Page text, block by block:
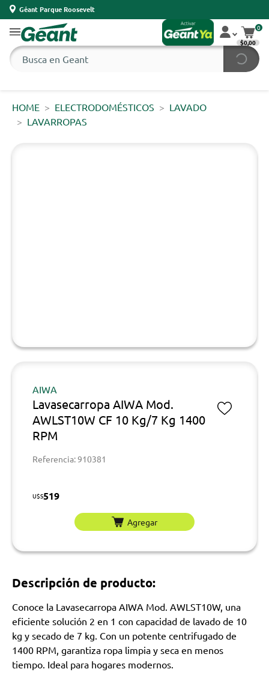
Géant Parque Roosevelt
0
$0,00
HOME ELECTRODOMÉSTICOS
LAVADO
LAVARROPAS
AIWA
Lavasecarropa AIWA Mod.
AWLST10W CF 10 Kg/7 Kg 1400
RPM
Referencia: 910381
U$S519
Agregar
Descripción de producto:
Conoce la Lavasecarropa AIWA Mod. AWLST10W, una
eficiente solución 2 en 1 con capacidad de lavado de 10
kg y secado de 7 kg. Con un potente centrifugado de
1400 RPM, garantiza ropa limpia y seca en menos
tiempo. Ideal para hogares modernos.